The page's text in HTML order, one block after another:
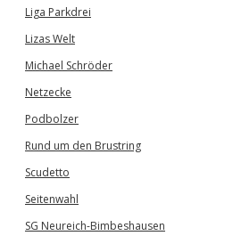
Liga Parkdrei
Lizas Welt
Michael Schröder
Netzecke
Podbolzer
Rund um den Brustring
Scudetto
Seitenwahl
SG Neureich-Bimbeshausen